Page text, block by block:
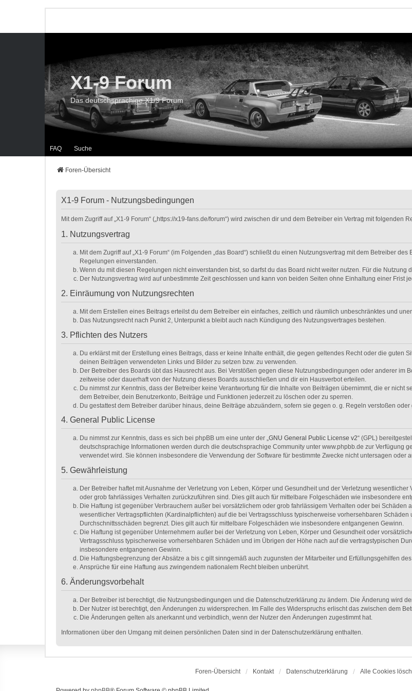
FAQ Suche
X1-9 Forum
Das deutschsprachige X1/9 Forum
Foren-Übersicht
X1-9 Forum - Nutzungsbedingungen
Mit dem Zugriff auf „X1-9 Forum“ („https://x19-fans.de/forum“) wird zwischen dir und dem Betreiber ein Vertrag mit folgenden
1. Nutzungsvertrag
Mit dem Zugriff auf „X1-9 Forum“ (im Folgenden „das Board“) schließt du einen Nutzungsvertrag mit dem Betreiber
Regelungen einverstanden.
Wenn du mit diesen Regelungen nicht einverstanden bist, so darfst du das Board nicht weiter nutzen. Für die
Der Nutzungsvertrag wird auf unbestimmte Zeit geschlossen und kann von beiden Seiten ohne Einhaltung einer Frist
2. Einräumung von Nutzungsrechten
Mit dem Erstellen eines Beitrags erteilst du dem Betreiber ein einfaches, zeitlich und räumlich unbeschränktes und
Das Nutzungsrecht nach Punkt 2, Unterpunkt a bleibt auch nach Kündigung des Nutzungsvertrages bestehen.
3. Pflichten des Nutzers
Du erklärst mit der Erstellung eines Beitrags, dass er keine Inhalte enthält, die gegen geltendes Recht oder die guten
deinen Beiträgen verwendeten Links und Bilder zu setzen bzw. zu verwenden.
Der Betreiber des Boards übt das Hausrecht aus. Bei Verstößen gegen diese Nutzungsbedingungen oder anderer im
zeitweise oder dauerhaft von der Nutzung dieses Boards ausschließen und dir ein Hausverbot erteilen.
Du nimmst zur Kenntnis, dass der Betreiber keine Verantwortung für die Inhalte von Beiträgen übernimmt, die er nicht
dem Betreiber, dein Benutzerkonto, Beiträge und Funktionen jederzeit zu löschen oder zu sperren.
Du gestattest dem Betreiber darüber hinaus, deine Beiträge abzuändern, sofern sie gegen o. g. Regeln verstoßen
4. General Public License
Du nimmst zur Kenntnis, dass es sich bei phpBB um eine unter der „GNU General Public License v2“ (GPL)
deutschsprachige Informationen werden durch die deutschsprachige Community unter www.phpbb.de zur Verfügung
verwendet wird. Sie können insbesondere die Verwendung der Software für bestimmte Zwecke nicht untersagen oder
5. Gewährleistung
Der Betreiber haftet mit Ausnahme der Verletzung von Leben, Körper und Gesundheit und der Verletzung
oder grob fahrlässiges Verhalten zurückzuführen sind. Dies gilt auch für mittelbare Folgeschäden wie insbesondere
Die Haftung ist gegenüber Verbrauchern außer bei vorsätzlichem oder grob fahrlässigem Verhalten oder bei
wesentlicher Vertragspflichten (Kardinalpflichten) auf die bei Vertragsschluss typischerweise vorhersehbaren
Durchschnittsschäden begrenzt. Dies gilt auch für mittelbare Folgeschäden wie insbesondere entgangenen Gewinn.
Die Haftung ist gegenüber Unternehmern außer bei der Verletzung von Leben, Körper und Gesundheit oder
Vertragsschluss typischerweise vorhersehbaren Schäden und im Übrigen der Höhe nach auf die vertragstypischen
insbesondere entgangenen Gewinn.
Die Haftungsbegrenzung der Absätze a bis c gilt sinngemäß auch zugunsten der Mitarbeiter und Erfüllungsgehilfen
Ansprüche für eine Haftung aus zwingendem nationalem Recht bleiben unberührt.
6. Änderungsvorbehalt
Der Betreiber ist berechtigt, die Nutzungsbedingungen und die Datenschutzerklärung zu ändern. Die Änderung wird
Der Nutzer ist berechtigt, den Änderungen zu widersprechen. Im Falle des Widerspruchs erlischt das zwischen dem
Die Änderungen gelten als anerkannt und verbindlich, wenn der Nutzer den Änderungen zugestimmt hat.
Informationen über den Umgang mit deinen persönlichen Daten sind in der Datenschutzerklärung enthalten.
Foren-Übersicht Kontakt Datenschutzerklärung Alle Cookies